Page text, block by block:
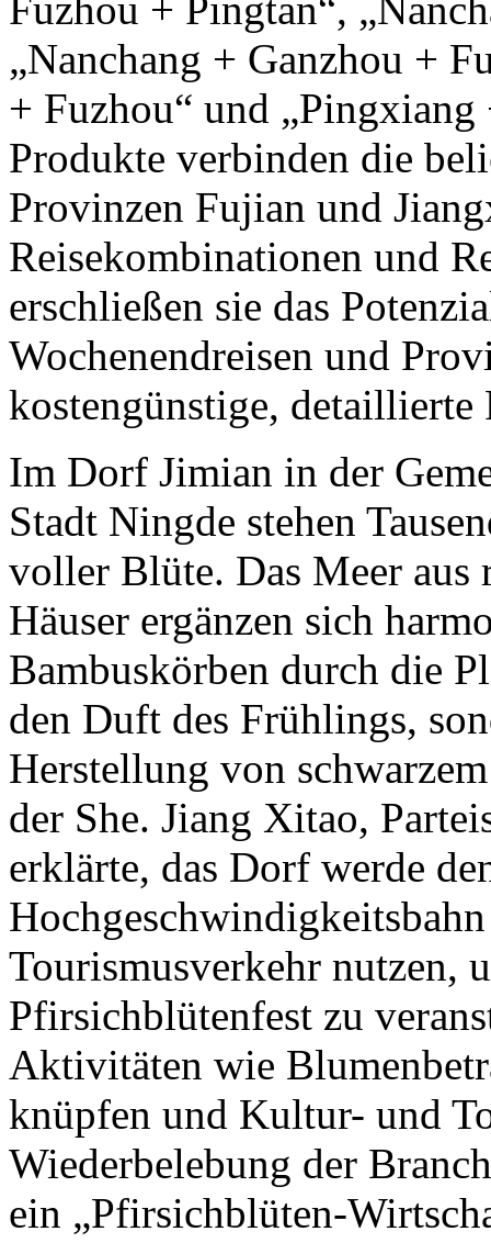
„Nanchang + Ganzhou +
+ Fuzhou“ und
Produkte verbinden die
Provinzen Fujian und
Reisekombinationen und
erschließen sie das
Wochenendreisen und
kostengünstige, detaillierte
Im Dorf Jimian in der
Stadt Ningde stehen
voller Blüte. Das Meer aus
Häuser ergänzen sich
Bambuskörben durch die
den Duft des Frühlings,
Herstellung von
der She. Jiang Xitao,
erklärte, das Dorf werde
Tourismusverkehr nutzen,
Pfirsichblütenfest zu
Aktivitäten wie
knüpfen und Kultur- und
Wiederbelebung der
ein „Pfirsichblüten-